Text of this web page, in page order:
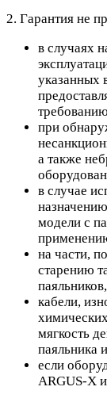
2. Гарантия не
в случаях
указанных
при
а также
в случае
модели с
на части,
старению
кабели,
мягкость
паяльника
если
ARGUS-X